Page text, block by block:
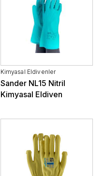
Kimyasal Eldivenler
Sander NL15 Nitril
Kimyasal Eldiven